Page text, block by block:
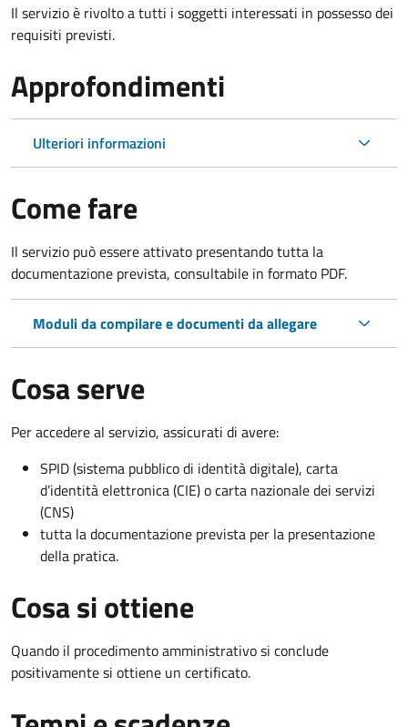
Il servizio è rivolto a tutti i soggetti interessati in possesso dei
requisiti previsti.
Approfondimenti
Ulteriori informazioni
Come fare
Il servizio può essere attivato presentando tutta la
documentazione prevista, consultabile in formato PDF.
Moduli da compilare e documenti da allegare
Cosa serve
Per accedere al servizio, assicurati di avere:
SPID (sistema pubblico di identità digitale), carta
d’identità elettronica (CIE) o carta nazionale dei servizi
(CNS)
tutta la documentazione prevista per la presentazione
della pratica.
Cosa si ottiene
Quando il procedimento amministrativo si conclude
positivamente si ottiene un certificato.